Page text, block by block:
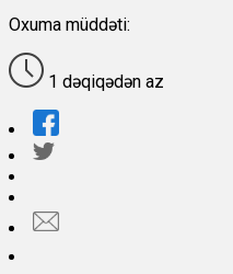
Oxuma müddəti:
1 dəqiqədən az